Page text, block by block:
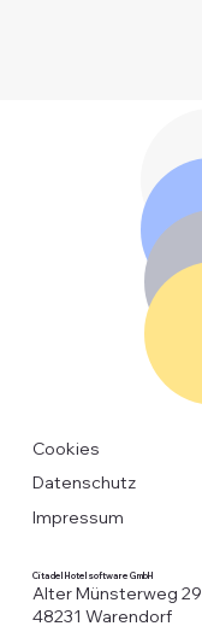
Cookies
Datenschutz
Impressum
Citadel Hotelsoftware GmbH
Alter Münsterweg 29
48231 Warendorf